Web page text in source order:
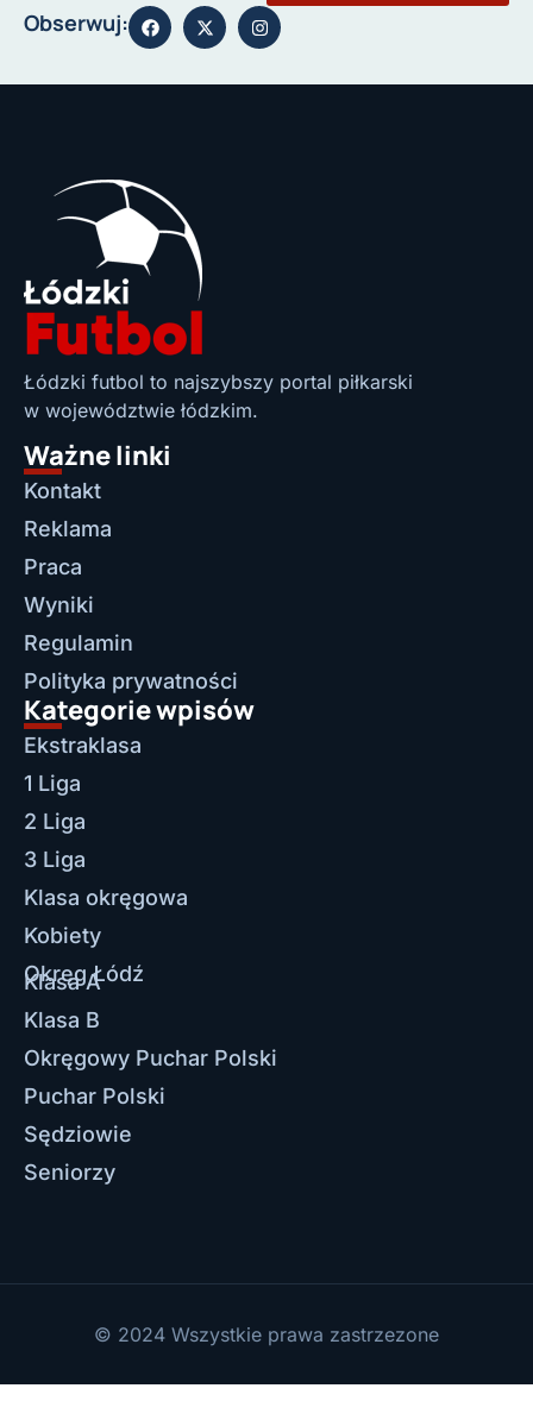
Obserwuj:
Łódzki futbol to najszybszy portal piłkarski
w województwie łódzkim.
Ważne linki
Kontakt
Reklama
Praca
Wyniki
Regulamin
Polityka prywatności
Kategorie wpisów
Ekstraklasa
1 Liga
2 Liga
3 Liga
Klasa okręgowa
Kobiety
Okręg Łódź
Klasa A
Klasa B
Okręgowy Puchar Polski
Puchar Polski
Sędziowie
Seniorzy
© 2024 Wszystkie prawa zastrzezone